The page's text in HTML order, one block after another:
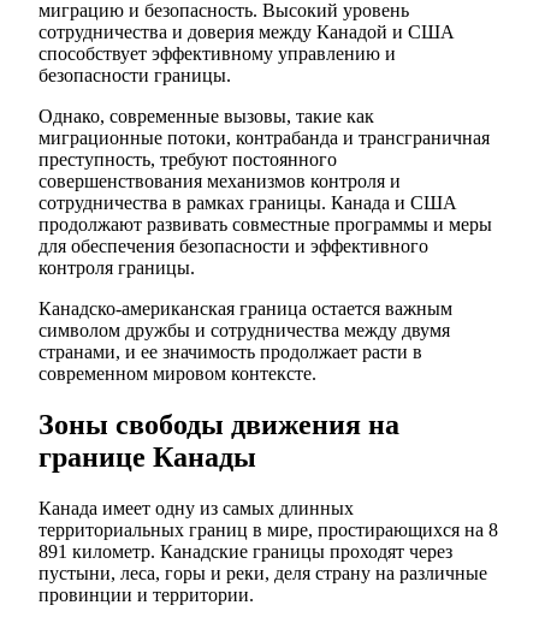
миграцию и безопасность. Высокий уровень
сотрудничества и доверия между Канадой и США
способствует эффективному управлению и
безопасности границы.
Однако, современные вызовы, такие как
миграционные потоки, контрабанда и трансграничная
преступность, требуют постоянного
совершенствования механизмов контроля и
сотрудничества в рамках границы. Канада и США
продолжают развивать совместные программы и меры
для обеспечения безопасности и эффективного
контроля границы.
Канадско-американская граница остается важным
символом дружбы и сотрудничества между двумя
странами, и ее значимость продолжает расти в
современном мировом контексте.
Зоны свободы движения на
границе Канады
Канада имеет одну из самых длинных
территориальных границ в мире, простирающихся на 8
891 километр. Канадские границы проходят через
пустыни, леса, горы и реки, деля страну на различные
провинции и территории.